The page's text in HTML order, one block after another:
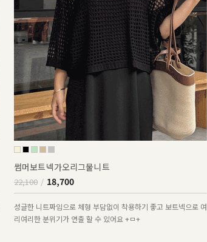
썸머보트넥가오리그물니트
22,100 18,700
성글한 니트짜임으로 체형 부담없이 착용하기 좋고 보트넥으로 여
리여리한 분위기가 연출 할 수 있어요 +ㅁ+